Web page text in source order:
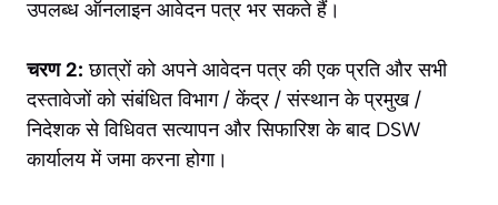
उपलब्ध ऑनलाइन आवेदन पत्र भर सकते हैं।
चरण 2: छात्रों को अपने आवेदन पत्र की एक प्रति और सभी
दस्तावेजों को संबंधित विभाग / केंद्र / संस्थान के प्रमुख /
निदेशक से विधिवत सत्यापन और सिफारिश के बाद DSW
कार्यालय में जमा करना होगा।